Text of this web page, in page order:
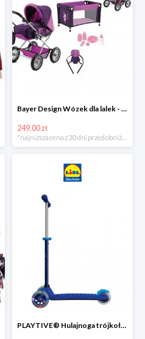
Bayer Design Wózek dla lalek - megazestaw
249.00 zł
*najniższa cena z 30 dni przed obniżką
PLAYTIVE® Hulajnoga trójkołowa Tri Scooter z diodami LED